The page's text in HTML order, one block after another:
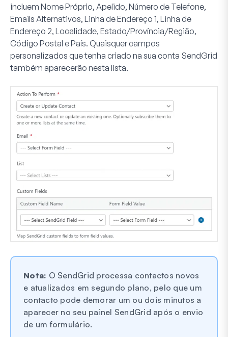
incluem Nome Próprio, Apelido, Número de Telefone,
Emails Alternativos, Linha de Endereço 1, Linha de
Endereço 2, Localidade, Estado/Província/Região,
Código Postal e País. Quaisquer campos
personalizados que tenha criado na sua conta SendGrid
também aparecerão nesta lista.
Nota: O SendGrid processa contactos novos
e atualizados em segundo plano, pelo que um
contacto pode demorar um ou dois minutos a
aparecer no seu painel SendGrid após o envio
de um formulário.